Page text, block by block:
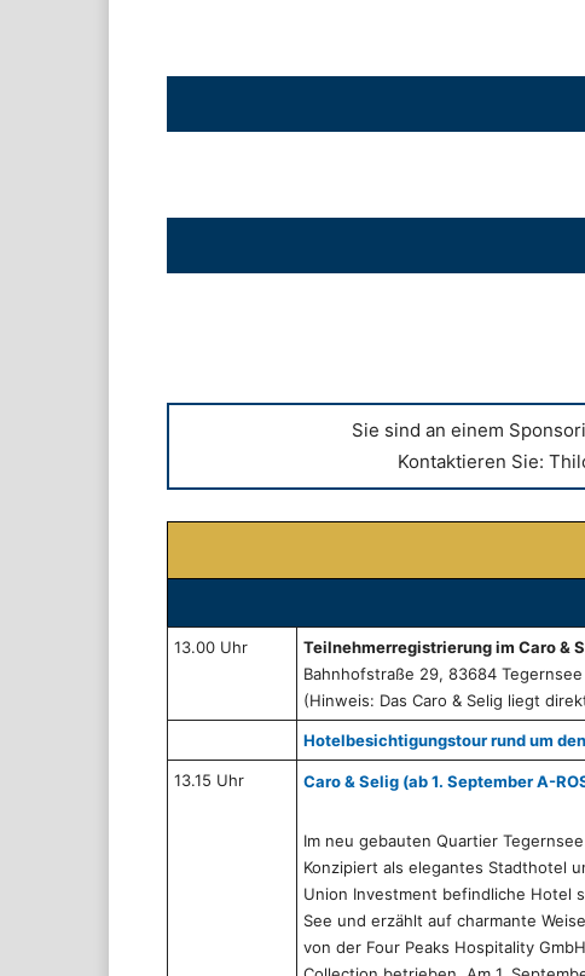
Sie sind an einem
Kontaktieren Sie:
13.00 Uhr
Teilnehmerregistrierung im Caro &
Bahnhofstraße 29, 83684 Tegernsee
(Hinweis: Das Caro & Selig liegt
Hotelbesichtigungstour rund um
13.15 Uhr Caro & Selig (ab 1. September A-
Im neu gebauten Quartier
Konzipiert als elegantes Stadthotel
Union Investment befindliche Hotel
See und erzählt auf charmante
von der Four Peaks Hospitality